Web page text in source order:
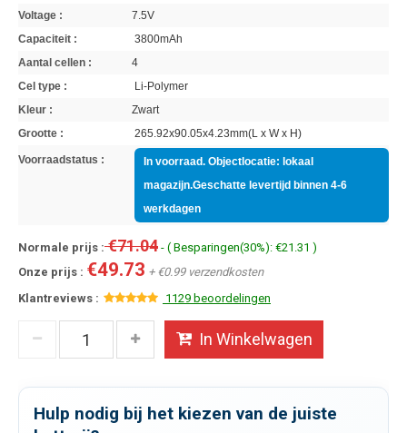
Voltage :
7.5V
Capaciteit :
3800mAh
Aantal cellen :
4
Cel type :
Li-Polymer
Kleur :
Zwart
Grootte :
265.92x90.05x4.23mm(L x W x H)
Voorraadstatus :
In voorraad. Objectlocatie: lokaal
magazijn.Geschatte levertijd binnen 4-6
werkdagen
Normale prijs :€71.04 - ( Besparingen(30%): €21.31 )
Onze prijs : €49.73 + €0.99 verzendkosten
Klantreviews :
1129 beoordelingen
In Winkelwagen
Hulp nodig bij het kiezen van de juiste